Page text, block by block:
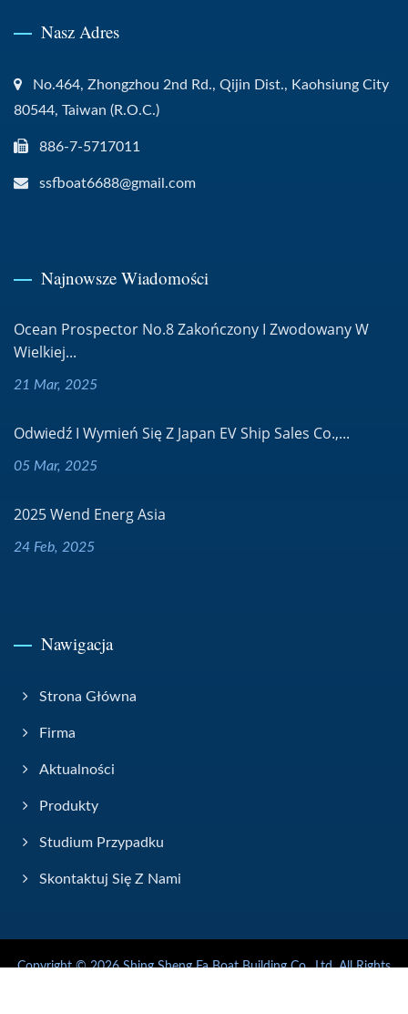
Nasz Adres
No.464, Zhongzhou 2nd Rd., Qijin Dist., Kaohsiung City
80544, Taiwan (R.O.C.)
886-7-5717011
ssfboat6688@gmail.com
Najnowsze Wiadomości
Ocean Prospector No.8 Zakończony I Zwodowany W
Wielkiej...
21 Mar, 2025
Odwiedź I Wymień Się Z Japan EV Ship Sales Co.,...
05 Mar, 2025
2025 Wend Energ Asia
24 Feb, 2025
Nawigacja
Strona Główna
Firma
Aktualności
Produkty
Studium Przypadku
Skontaktuj Się Z Nami
Copyright © 2026Shing Sheng Fa Boat Building Co., Ltd.All Rights